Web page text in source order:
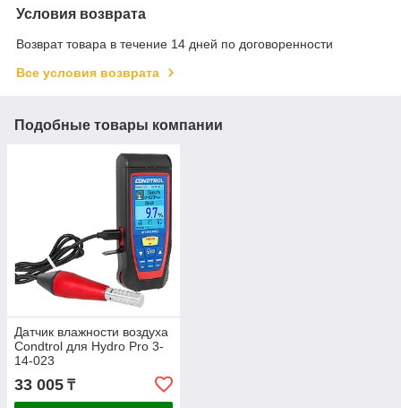
Условия возврата
Возврат товара в течение 14 дней по договоренности
Все условия возврата
Подобные товары компании
Датчик влажности воздуха
Condtrol для Hydro Pro 3-
14-023
33 005 ₸